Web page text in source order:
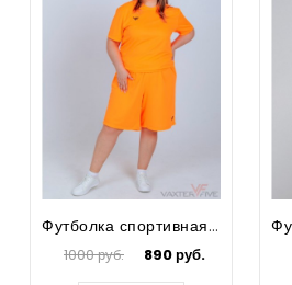
Футболка спортивная для футбола женская Prima Big Size
1000 руб. 890 руб.